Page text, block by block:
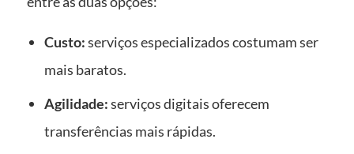
Custo:serviços especializados costumam ser
mais baratos.
Agilidade:serviços digitais oferecem
transferências mais rápidas.